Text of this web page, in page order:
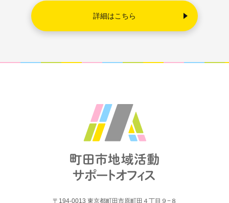
詳細はこちら
〒194-0013 東京都町田市原町田４丁目９−８